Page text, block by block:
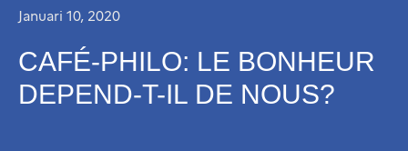
Januari 10, 2020
CAFÉ-PHILO: LE BONHEUR
DEPEND-T-IL DE NOUS?